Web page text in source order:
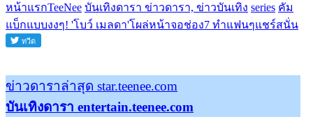
หน้าแรกTeeNee บันเทิงดารา ข่าวดารา, ข่าวบันเทิง series คัม
แบ็กแบบงงๆ! 'โบว์ เมลดา'โผล่หน้าจอช่อง7 ทำแฟนๆแชร์สนั่น
ข่าวดาราล่าสุด star.teenee.com
บันเทิงดารา entertain.teenee.com